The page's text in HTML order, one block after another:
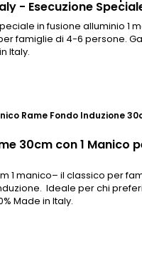
- Esecuzione
in fusione alluminio 1
famiglie di 4-6 persone.
Italy.
Rame Fondo Induzione
30cm con 1 Manico
1 manico– il classico per
Ideale per chi
Made in Italy.